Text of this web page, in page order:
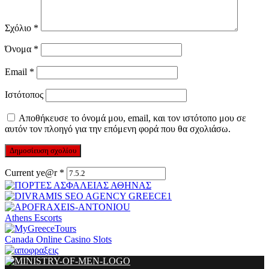
Σχόλιο *
Όνομα *
Email *
Ιστότοπος
Αποθήκευσε το όνομά μου, email, και τον ιστότοπο μου σε
αυτόν τον πλοηγό για την επόμενη φορά που θα σχολιάσω.
Current ye@r *
Athens Escorts
Canada Online Casino Slots